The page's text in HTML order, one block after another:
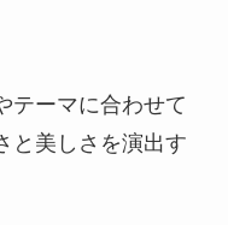
テーマに合わせて
と美しさを演出す